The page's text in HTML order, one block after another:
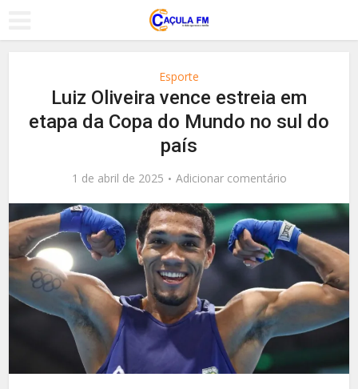
Esporte
Luiz Oliveira vence estreia em
etapa da Copa do Mundo no sul do
país
1 de abril de 2025 Adicionar comentário